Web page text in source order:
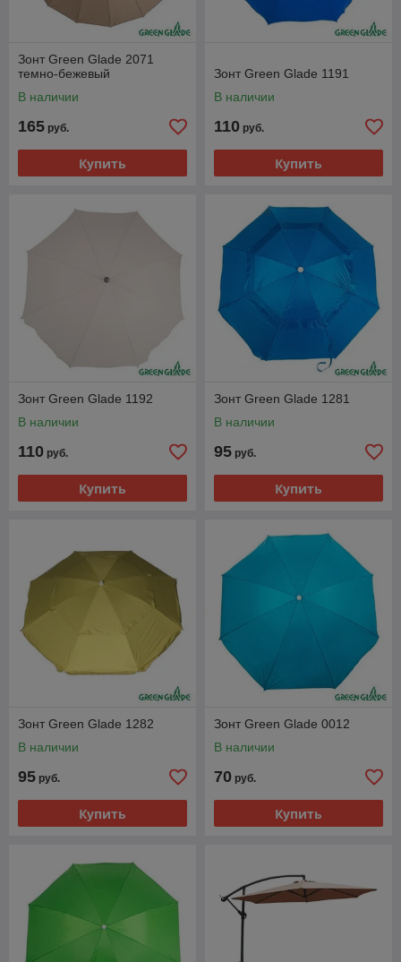
Зонт Green Glade 2071
темно-бежевый
В наличии
165 руб.
Купить
Зонт Green Glade 1191
В наличии
110 руб.
Купить
Зонт Green Glade 1192
В наличии
110 руб.
Купить
Зонт Green Glade 1281
В наличии
95 руб.
Купить
Зонт Green Glade 1282
В наличии
95 руб.
Купить
Зонт Green Glade 0012
В наличии
70 руб.
Купить